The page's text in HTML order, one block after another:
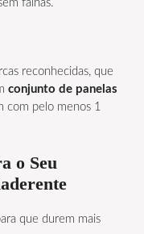
falhas.
reconhecidas, que
conjunto de panelas
com pelo menos 1
o Seu
que durem mais